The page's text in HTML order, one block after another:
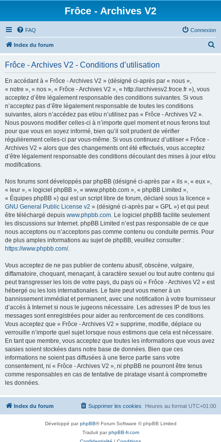
Frôce - Archives V2
FAQ Connexion
Index du forum
Frôce - Archives V2 - Conditions d’utilisation
En accédant à « Frôce - Archives V2 » (désigné ci-après par « nous »,
« notre », « nos », « Frôce - Archives V2 », « http://archivesv2.froce.fr »), vous
acceptez d’être légalement responsable des conditions suivantes. Si vous
n’acceptez pas d’être légalement responsable de toutes les conditions
suivantes, alors n’accédez pas et/ou n’utilisez pas « Frôce - Archives V2 ».
Nous pouvons modifier celles-ci à n’importe quel moment et nous ferons tout
pour que vous en soyez informé, bien qu’il soit prudent de vérifier
régulièrement celles-ci par vous-même. Si vous continuez d’utiliser « Frôce -
Archives V2 » alors que des changements ont été effectués, vous acceptez
d’être légalement responsable des conditions découlant des mises à jour et/ou
modifications.
Nos forums sont développés par phpBB (désigné ci-après par « ils », « eux »,
« leur », « logiciel phpBB », « www.phpbb.com », « phpBB Limited »,
« Équipes phpBB ») qui est un script libre de forum, déclaré sous la licence «
GNU General Public License v2 » (désigné ci-après par « GPL ») et qui peut
être téléchargé depuis www.phpbb.com. Le logiciel phpBB facilite seulement
les discussions sur Internet. phpBB Limited n’est pas responsable de ce que
nous acceptons ou n’acceptons pas comme contenu ou conduite permis. Pour
de plus amples informations au sujet de phpBB, veuillez consulter :
https://www.phpbb.com/.
Vous acceptez de ne pas publier de contenu abusif, obscène, vulgaire,
diffamatoire, choquant, menaçant, à caractère sexuel ou tout autre contenu qui
peut transgresser les lois de votre pays, du pays où « Frôce - Archives V2 » est
hébergé ou les lois internationales. Le faire peut vous mener à un
bannissement immédiat et permanent, avec une notification à votre fournisseur
d’accès à Internet si nous le jugeons nécessaire. Les adresses IP de tous les
messages sont enregistrées pour aider au renforcement de ces conditions.
Vous acceptez que « Frôce - Archives V2 » supprime, modifie, déplace ou
verrouille n’importe quel sujet lorsque nous estimons que cela est nécessaire.
En tant que membre, vous acceptez que toutes les informations que vous avez
saisies soient stockées dans notre base de données. Bien que ces
informations ne soient pas diffusées à une tierce partie sans votre
consentement, ni « Frôce - Archives V2 », ni phpBB ne pourront être tenus
comme responsables en cas de tentative de piratage visant à compromettre
les données.
Index du forum Heures au format UTC+01:00
Supprimer les cookies
Développé parphpBB® Forum Software © phpBB Limited
Traduit parphpBB-fr.com